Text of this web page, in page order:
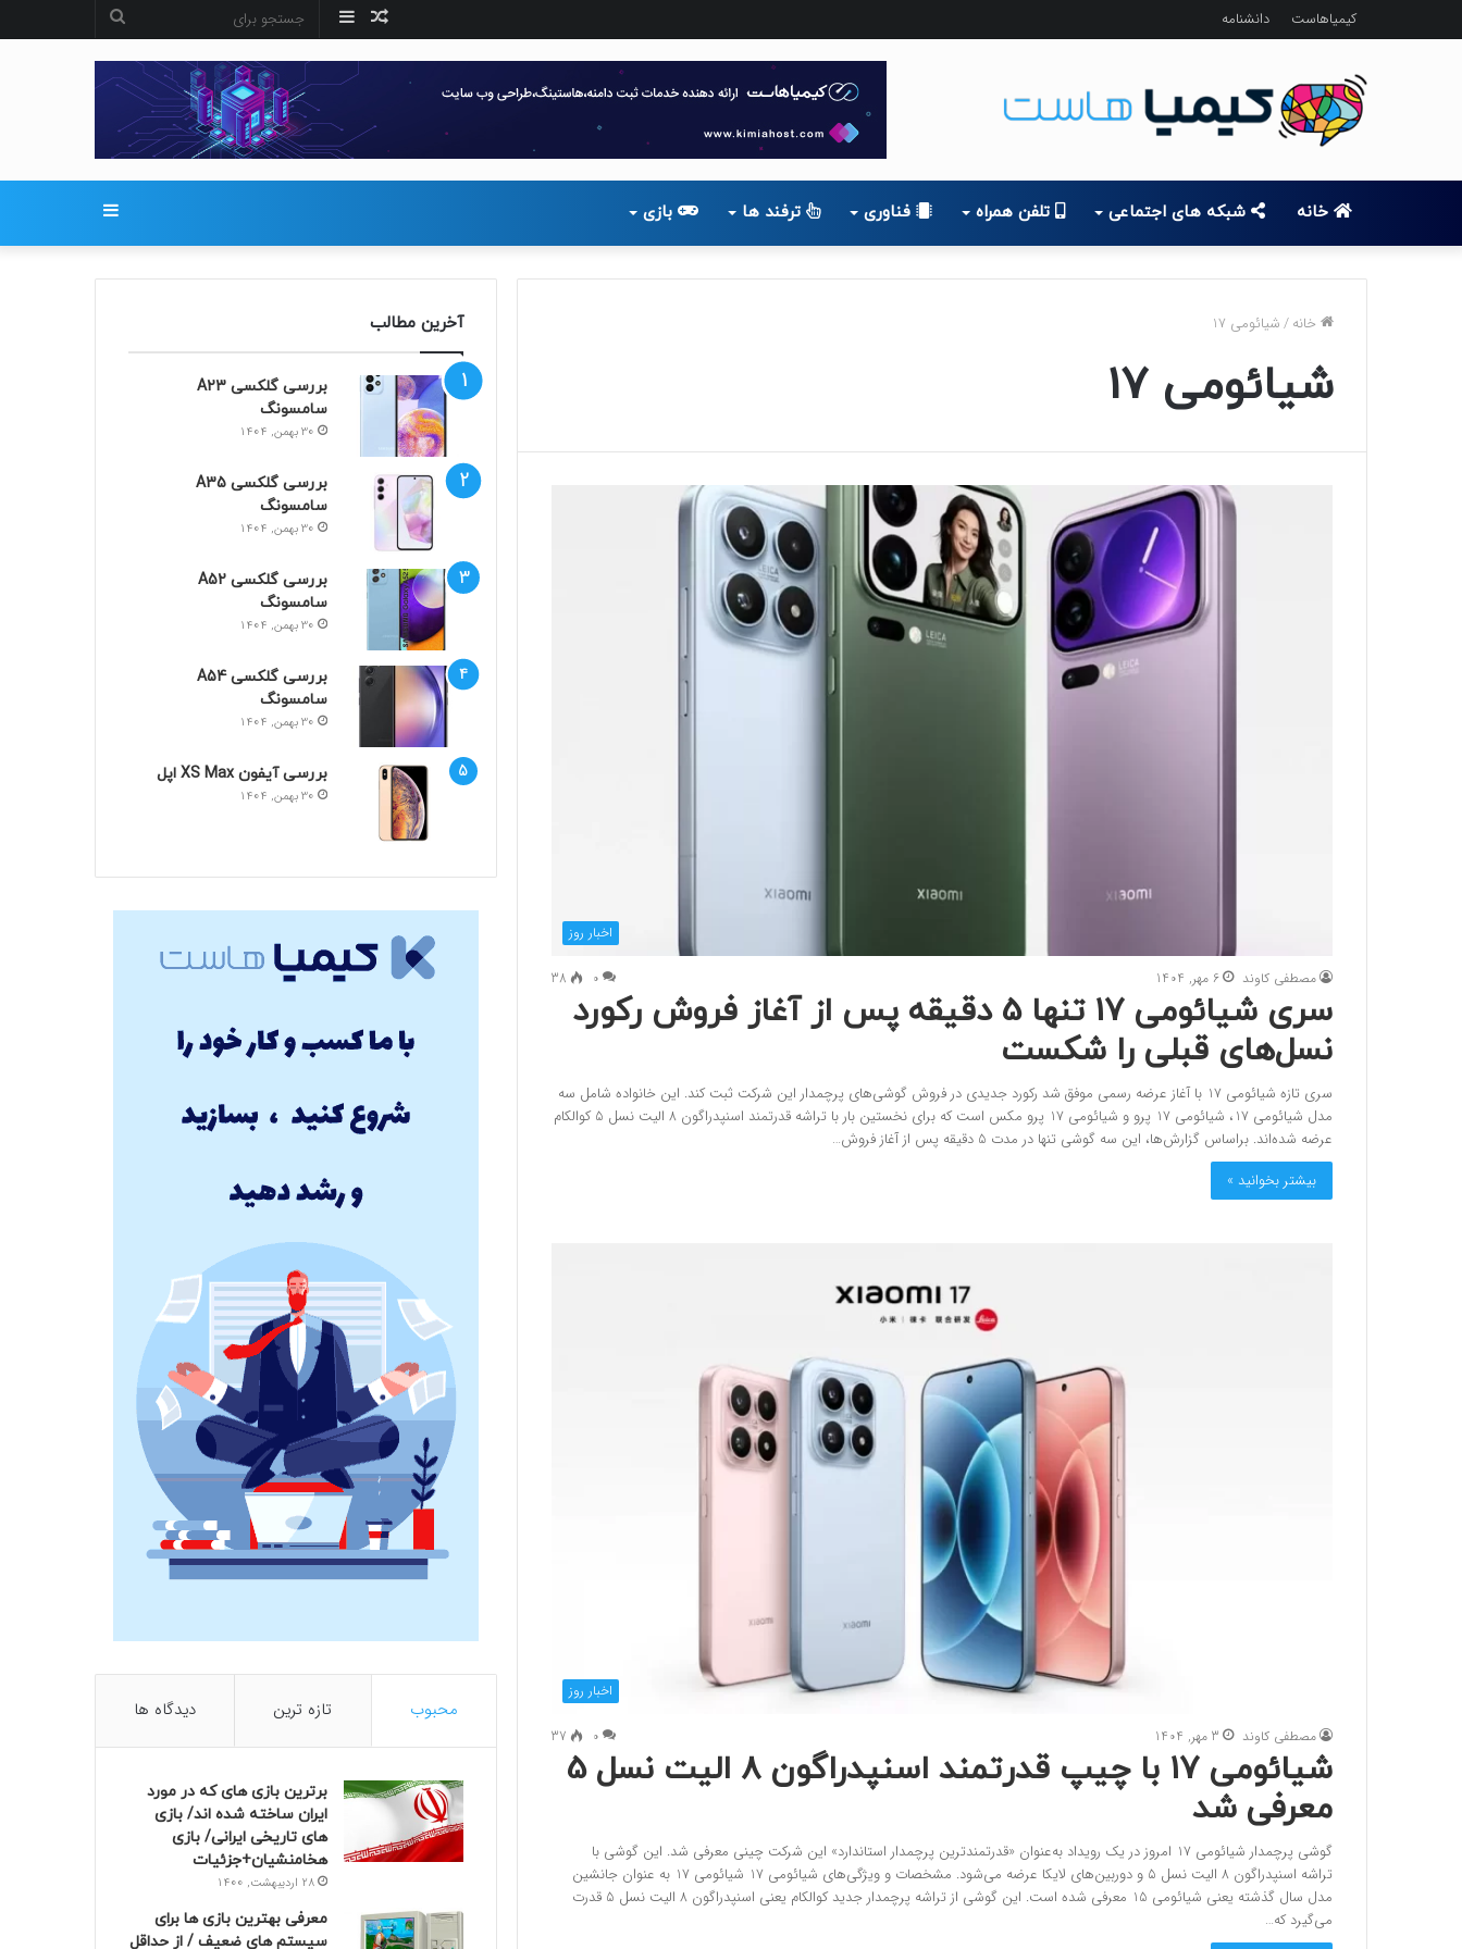
کیمیاهاست دانشنامه
برای
سایدبار نوشته
تصادفی
خانه شبکه های اجتماعی تلفن همراه فناوری ترفند ها بازی
خانه/شیائومی 17
شیائومی 17
اخبار روز
مصطفی کاوند 6 مهر, 1404 0
38
سری شیائومی 17 تنها 5 دقیقه پس از آغاز فروش رکورد
نسل‌های قبلی را شکست
سری تازه شیائومی 17 با آغاز عرضه رسمی موفق شد رکورد جدیدی در فروش گوشی‌های پرچمدار این شرکت ثبت کند. این خانواده شامل سه
مدل شیائومی 17، شیائومی 17 پرو و شیائومی 17 پرو مکس است که برای نخستین بار با تراشه قدرتمند اسنپدراگون 8 الیت نسل 5 کوالکام
عرضه شده‌اند. براساس گزارش‌ها، این سه گوشی تنها در مدت 5 دقیقه پس از آغاز فروش…
بیشتر بخوانید »
اخبار روز
مصطفی کاوند 3 مهر, 1404 0
37
شیائومی 17 با چیپ قدرتمند اسنپدراگون 8 الیت نسل 5
معرفی شد
گوشی پرچمدار شیائومی 17 امروز در یک رویداد به‌عنوان «قدرتمندترین پرچمدار استاندارد» این شرکت چینی معرفی شد. این گوشی با
تراشه اسنپدراگون ۸ الیت نسل ۵ و دوربین‌های لایکا عرضه می‌شود. مشخصات و ویژگی‌های شیائومی 17 شیائومی 17 به عنوان جانشین
مدل سال گذشته یعنی شیائومی 15 معرفی شده است. این گوشی از تراشه پرچمدار جدید کوالکام یعنی اسنپدراگون 8 الیت نسل 5 قدرت
می‌گیرد که…
آخرین مطالب
بررسی گلکسی A23
سامسونگ
30 بهمن, 1404
بررسی گلکسی A35
سامسونگ
30 بهمن, 1404
بررسی گلکسی A52
سامسونگ
30 بهمن, 1404
بررسی گلکسی A54
سامسونگ
30 بهمن, 1404
بررسی آیفون XS Max اپل
30 بهمن, 1404
محبوب تازه ترین دیدگاه ها
برترین بازی های که در مورد
ایران ساخته شده اند/ بازی
های تاریخی ایرانی/ بازی
هخامنشیان+جزئیات
28 اردیبهشت, 1400
معرفی بهترین بازی ها برای
سیستم های ضعیف / از حداقل